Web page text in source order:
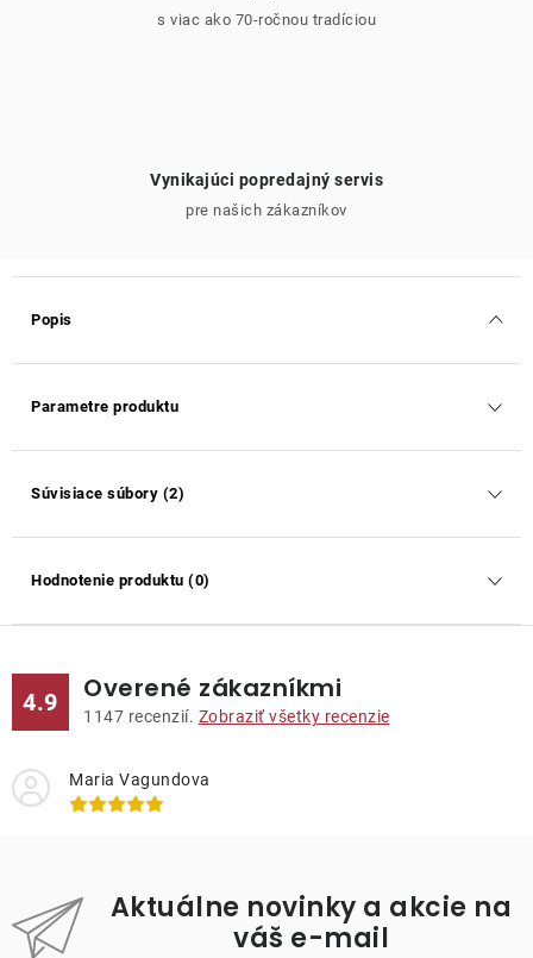
s viac ako 70-ročnou tradíciou
Vynikajúci popredajný servis
pre našich zákazníkov
Popis
Parametre produktu
Súvisiace súbory (2)
Hodnotenie produktu (0)
4.9 Overené zákazníkmi
1147 recenzií. Zobraziť všetky recenzie
Maria Vagundova
Aktuálne novinky a akcie na
váš e-mail